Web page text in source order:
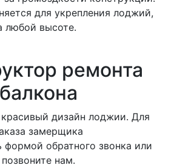
для укрепления лоджий,
любой высоте.
ремонта
балкона
дизайн лоджии. Для
замерщика
формой обратного звонка или
позвоните нам.